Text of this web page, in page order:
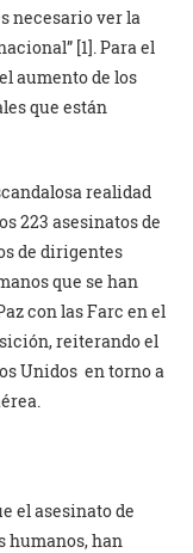
necesario ver la
[1]. Para el
aumento de los
que están
realidad
223 asesinatos de
de dirigentes
que se han
con las Farc en el
reiterando el
Unidos en torno a
el asesinato de
humanos, han